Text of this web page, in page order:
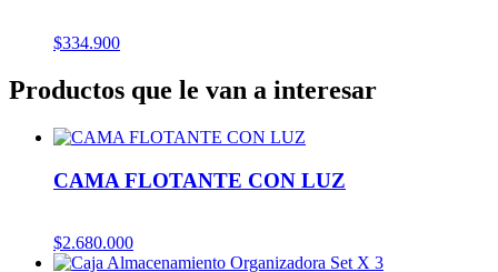
$334.900
Productos que le van a interesar
CAMA FLOTANTE CON LUZ
$2.680.000